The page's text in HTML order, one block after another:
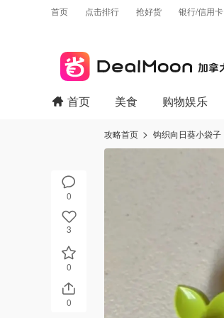
首页 点击排行 抢好货 银行/信用卡
0
3
0
0
首页 美食 购物娱乐
攻略首页 钩织向日葵小袋子